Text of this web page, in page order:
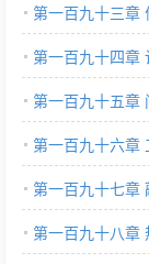
第一百九十三章
第一百九十四章
第一百九十五章
第一百九十六章
第一百九十七章
第一百九十八章